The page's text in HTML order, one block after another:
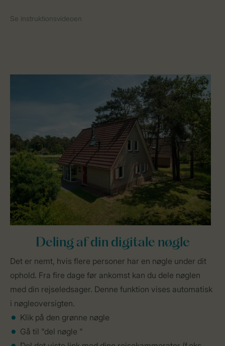
Deling af din digitale nøgle
Det er nemt, hvis flere personer har en nøgle under dit
ophold. Fra fire dage før ankomst kan du dele nøglen
med din rejseledsager. Denne funktion vises automatisk
i nøgleoversigten.
Klik på den grønne nøgle
Gå til "del nøgle "